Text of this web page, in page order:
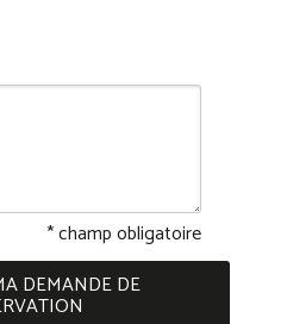
* champ obligatoire
DEMANDE DE